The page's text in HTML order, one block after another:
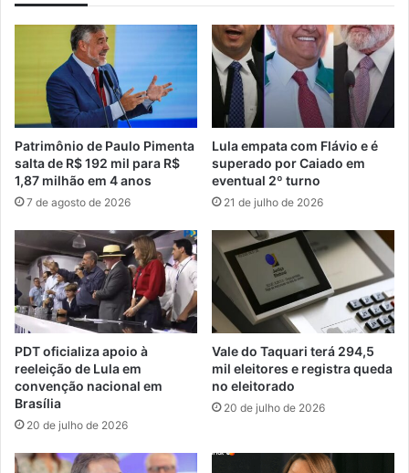
Patrimônio de Paulo Pimenta
salta de R$ 192 mil para R$
1,87 milhão em 4 anos
7 de agosto de 2026
Lula empata com Flávio e é
superado por Caiado em
eventual 2º turno
21 de julho de 2026
PDT oficializa apoio à
reeleição de Lula em
convenção nacional em
Brasília
20 de julho de 2026
Vale do Taquari terá 294,5
mil eleitores e registra queda
no eleitorado
20 de julho de 2026